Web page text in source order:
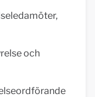
och